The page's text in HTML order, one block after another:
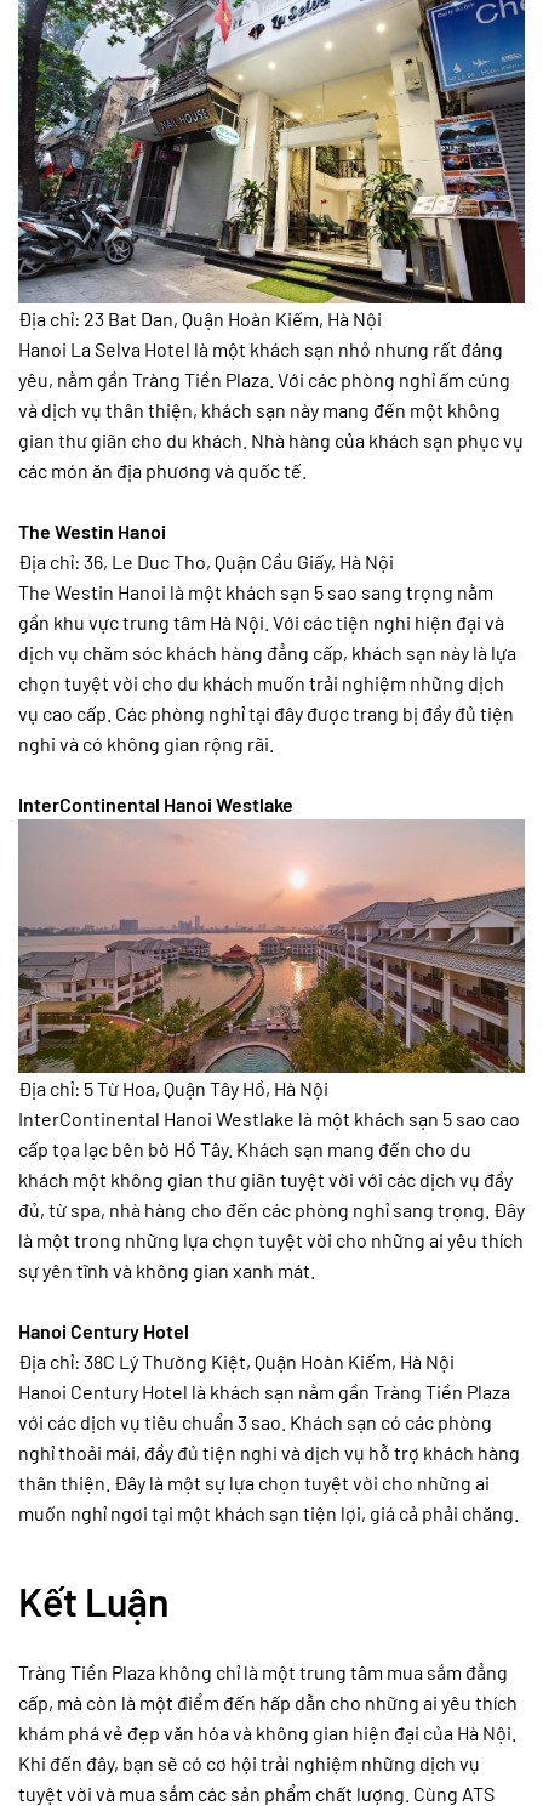
Địa chỉ: 23 Bat Dan, Quận Hoàn Kiếm, Hà Nội
Hanoi La Selva Hotel là một khách sạn nhỏ nhưng rất đáng
yêu, nằm gần Tràng Tiền Plaza. Với các phòng nghỉ ấm cúng
và dịch vụ thân thiện, khách sạn này mang đến một không
gian thư giãn cho du khách. Nhà hàng của khách sạn phục vụ
các món ăn địa phương và quốc tế.
The Westin Hanoi
Địa chỉ: 36, Le Duc Tho, Quận Cầu Giấy, Hà Nội
The Westin Hanoi là một khách sạn 5 sao sang trọng nằm
gần khu vực trung tâm Hà Nội. Với các tiện nghi hiện đại và
dịch vụ chăm sóc khách hàng đẳng cấp, khách sạn này là lựa
chọn tuyệt vời cho du khách muốn trải nghiệm những dịch
vụ cao cấp. Các phòng nghỉ tại đây được trang bị đầy đủ tiện
nghi và có không gian rộng rãi.
InterContinental Hanoi Westlake
Địa chỉ: 5 Từ Hoa, Quận Tây Hồ, Hà Nội
InterContinental Hanoi Westlake là một khách sạn 5 sao cao
cấp tọa lạc bên bờ Hồ Tây. Khách sạn mang đến cho du
khách một không gian thư giãn tuyệt vời với các dịch vụ đầy
đủ, từ spa, nhà hàng cho đến các phòng nghỉ sang trọng. Đây
là một trong những lựa chọn tuyệt vời cho những ai yêu thích
sự yên tĩnh và không gian xanh mát.
Hanoi Century Hotel
Địa chỉ: 38C Lý Thường Kiệt, Quận Hoàn Kiếm, Hà Nội
Hanoi Century Hotel là khách sạn nằm gần Tràng Tiền Plaza
với các dịch vụ tiêu chuẩn 3 sao. Khách sạn có các phòng
nghỉ thoải mái, đầy đủ tiện nghi và dịch vụ hỗ trợ khách hàng
thân thiện. Đây là một sự lựa chọn tuyệt vời cho những ai
muốn nghỉ ngơi tại một khách sạn tiện lợi, giá cả phải chăng.
Kết Luận
Tràng Tiền Plaza không chỉ là một trung tâm mua sắm đẳng
cấp, mà còn là một điểm đến hấp dẫn cho những ai yêu thích
khám phá vẻ đẹp văn hóa và không gian hiện đại của Hà Nội.
Khi đến đây, bạn sẽ có cơ hội trải nghiệm những dịch vụ
tuyệt vời và mua sắm các sản phẩm chất lượng. Cùng ATS